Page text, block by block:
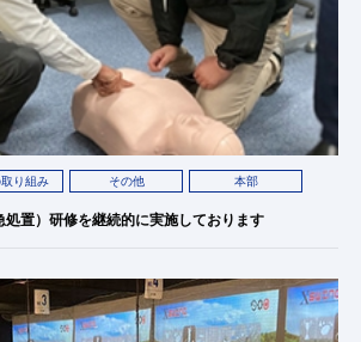
り組み その他 本部
処置）研修を継続的に実施しております